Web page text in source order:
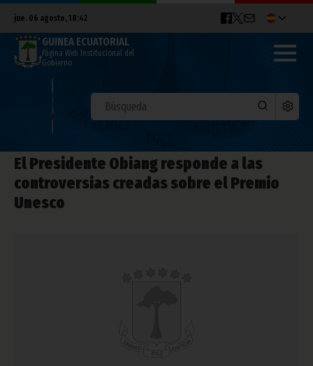
jue. 06 agosto, 18:42
GUINEA ECUATORIAL
Página Web Institucional del
Gobierno
El Presidente Obiang responde a las
controversias creadas sobre el Premio
Unesco